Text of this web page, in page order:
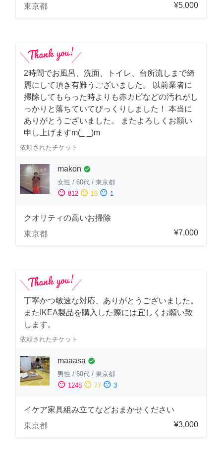
東京都
¥5,000
2時間でお風呂、洗面、トイレ、台所流しまで綺
麗にして頂き有難うございました。 以前業者に
掃除してもらった時よりも赤カビなどの汚れがし
っかりと落ちていてびっくりしました！ 本当に
ありがとうございました。 またよろしくお願い
申し上げますm(_ _)m
依頼されたチケット
makon check_circle
女性 / 60代 / 東京都
sentiment_satisfied 812 sentiment_neutral 16 sentiment_dissatisfied 1
クオリティの高いお掃除
東京都
¥7,000
丁寧かつ敏速な対応、ありがとうございました。
またIKEA製品を購入した際には宜しくお願い致
します。
依頼されたチケット
maaasa check_circle
男性 / 60代 / 東京都
sentiment_satisfied 1248 sentiment_neutral 77 sentiment_dissatisfied 3
イケア家具組み立てなどおまかせください
東京都
¥3,000